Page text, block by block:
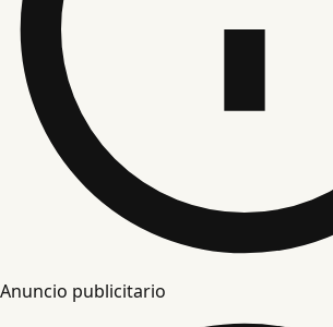
Anuncio publicitario